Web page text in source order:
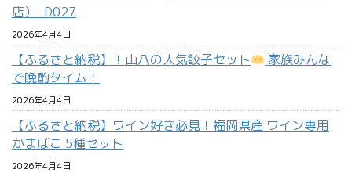
店）_D027
2026年4月4日
【ふるさと納税】！山八の人気餃子セット
家族みんな
で晩酌タイム！
2026年4月4日
【ふるさと納税】ワイン好き必見！福岡県産 ワイン専用
かまぼこ 5種セット
2026年4月4日